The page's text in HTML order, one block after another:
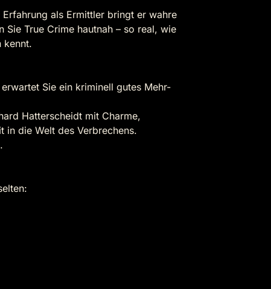
als Ermittler bringt er wahre
Sie True Crime hautnah – so real, wie
kennt.
Sie ein kriminell gutes Mehr-
Hatterscheidt mit Charme,
in die Welt des Verbrechens.